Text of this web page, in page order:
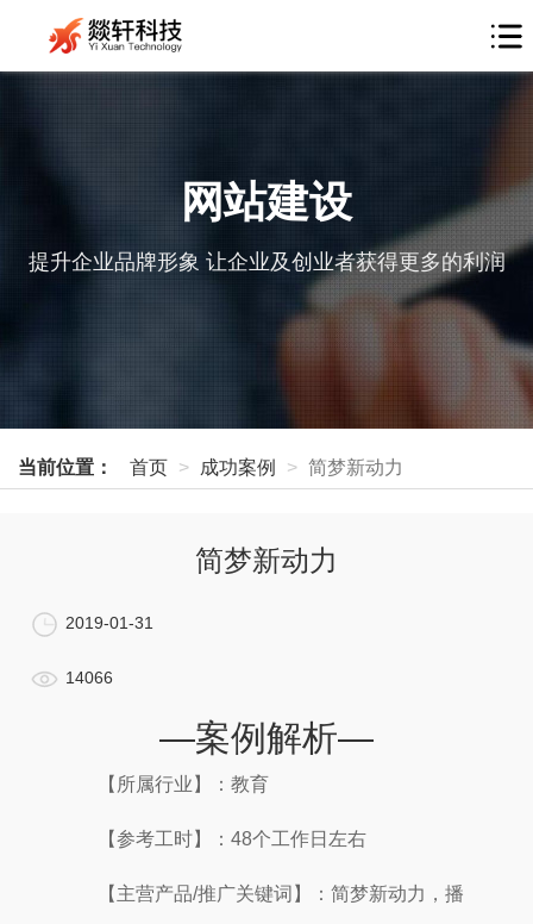
网站建设
提升企业品牌形象 让企业及创业者获得更多的利润
当前位置： 首页 成功案例 简梦新动力
简梦新动力
2019-01-31
14066
—案例解析—
【所属行业】：教育
【参考工时】：48个工作日左右
【主营产品/推广关键词】：简梦新动力，播